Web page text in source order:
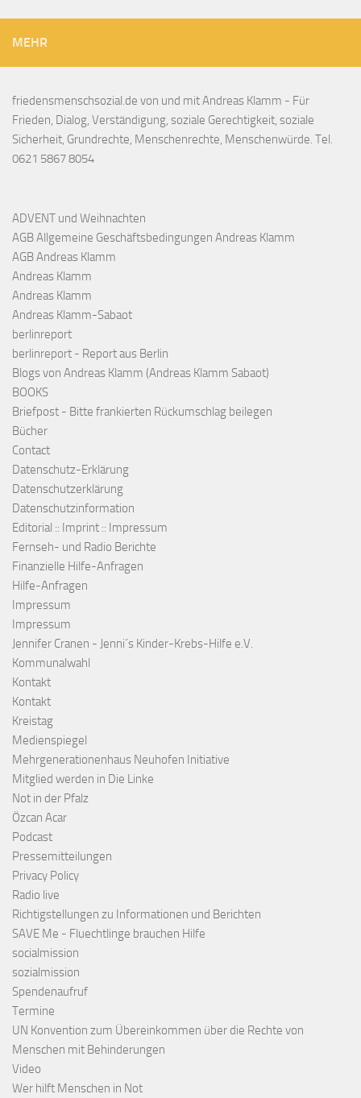
MEHR
friedensmenschsozial.de von und mit Andreas Klamm - Für
Frieden, Dialog, Verständigung, soziale Gerechtigkeit, soziale
Sicherheit, Grundrechte, Menschenrechte, Menschenwürde. Tel.
0621 5867 8054
ADVENT und Weihnachten
AGB Allgemeine Geschäftsbedingungen Andreas Klamm
AGB Andreas Klamm
Andreas Klamm
Andreas Klamm
Andreas Klamm-Sabaot
berlinreport
berlinreport - Report aus Berlin
Blogs von Andreas Klamm (Andreas Klamm Sabaot)
BOOKS
Briefpost - Bitte frankierten Rückumschlag beilegen
Bücher
Contact
Datenschutz-Erklärung
Datenschutzerklärung
Datenschutzinformation
Editorial :: Imprint :: Impressum
Fernseh- und Radio Berichte
Finanzielle Hilfe-Anfragen
Hilfe-Anfragen
Impressum
Impressum
Jennifer Cranen - Jenni´s Kinder-Krebs-Hilfe e.V.
Kommunalwahl
Kontakt
Kontakt
Kreistag
Medienspiegel
Mehrgenerationenhaus Neuhofen Initiative
Mitglied werden in Die Linke
Not in der Pfalz
Özcan Acar
Podcast
Pressemitteilungen
Privacy Policy
Radio live
Richtigstellungen zu Informationen und Berichten
SAVE Me - Fluechtlinge brauchen Hilfe
socialmission
sozialmission
Spendenaufruf
Termine
UN Konvention zum Übereinkommen über die Rechte von
Menschen mit Behinderungen
Video
Wer hilft Menschen in Not